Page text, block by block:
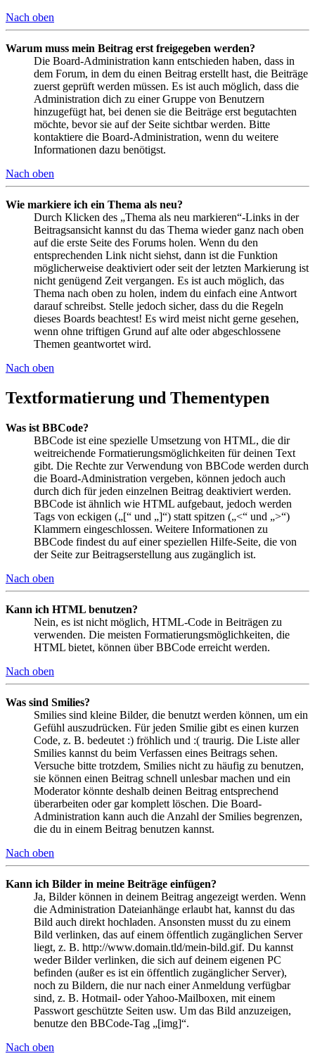
Nach oben
Warum muss mein Beitrag erst freigegeben werden?
Die Board-Administration kann entschieden haben, dass in
dem Forum, in dem du einen Beitrag erstellt hast, die Beiträge
zuerst geprüft werden müssen. Es ist auch möglich, dass die
Administration dich zu einer Gruppe von Benutzern
hinzugefügt hat, bei denen sie die Beiträge erst begutachten
möchte, bevor sie auf der Seite sichtbar werden. Bitte
kontaktiere die Board-Administration, wenn du weitere
Informationen dazu benötigst.
Nach oben
Wie markiere ich ein Thema als neu?
Durch Klicken des „Thema als neu markieren“-Links in der
Beitragsansicht kannst du das Thema wieder ganz nach oben
auf die erste Seite des Forums holen. Wenn du den
entsprechenden Link nicht siehst, dann ist die Funktion
möglicherweise deaktiviert oder seit der letzten Markierung ist
nicht genügend Zeit vergangen. Es ist auch möglich, das
Thema nach oben zu holen, indem du einfach eine Antwort
darauf schreibst. Stelle jedoch sicher, dass du die Regeln
dieses Boards beachtest! Es wird meist nicht gerne gesehen,
wenn ohne triftigen Grund auf alte oder abgeschlossene
Themen geantwortet wird.
Nach oben
Textformatierung und Thementypen
Was ist BBCode?
BBCode ist eine spezielle Umsetzung von HTML, die dir
weitreichende Formatierungsmöglichkeiten für deinen Text
gibt. Die Rechte zur Verwendung von BBCode werden durch
die Board-Administration vergeben, können jedoch auch
durch dich für jeden einzelnen Beitrag deaktiviert werden.
BBCode ist ähnlich wie HTML aufgebaut, jedoch werden
Tags von eckigen („[“ und „]“) statt spitzen („<“ und „>“)
Klammern eingeschlossen. Weitere Informationen zu
BBCode findest du auf einer speziellen Hilfe-Seite, die von
der Seite zur Beitragserstellung aus zugänglich ist.
Nach oben
Kann ich HTML benutzen?
Nein, es ist nicht möglich, HTML-Code in Beiträgen zu
verwenden. Die meisten Formatierungsmöglichkeiten, die
HTML bietet, können über BBCode erreicht werden.
Nach oben
Was sind Smilies?
Smilies sind kleine Bilder, die benutzt werden können, um ein
Gefühl auszudrücken. Für jeden Smilie gibt es einen kurzen
Code, z. B. bedeutet :) fröhlich und :( traurig. Die Liste aller
Smilies kannst du beim Verfassen eines Beitrags sehen.
Versuche bitte trotzdem, Smilies nicht zu häufig zu benutzen,
sie können einen Beitrag schnell unlesbar machen und ein
Moderator könnte deshalb deinen Beitrag entsprechend
überarbeiten oder gar komplett löschen. Die Board-
Administration kann auch die Anzahl der Smilies begrenzen,
die du in einem Beitrag benutzen kannst.
Nach oben
Kann ich Bilder in meine Beiträge einfügen?
Ja, Bilder können in deinem Beitrag angezeigt werden. Wenn
die Administration Dateianhänge erlaubt hat, kannst du das
Bild auch direkt hochladen. Ansonsten musst du zu einem
Bild verlinken, das auf einem öffentlich zugänglichen Server
liegt, z. B. http://www.domain.tld/mein-bild.gif. Du kannst
weder Bilder verlinken, die sich auf deinem eigenen PC
befinden (außer es ist ein öffentlich zugänglicher Server),
noch zu Bildern, die nur nach einer Anmeldung verfügbar
sind, z. B. Hotmail- oder Yahoo-Mailboxen, mit einem
Passwort geschützte Seiten usw. Um das Bild anzuzeigen,
benutze den BBCode-Tag „[img]“.
Nach oben